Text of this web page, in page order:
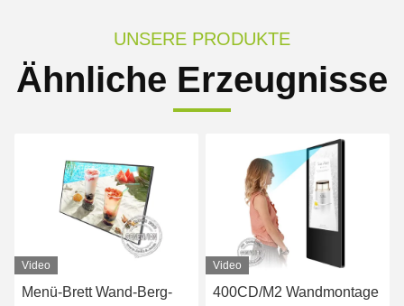
UNSERE PRODUKTE
Ähnliche Erzeugnisse
Video
400CD/M2 Wandmontage
450nits LCD